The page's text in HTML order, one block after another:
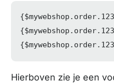
{$mywebshop
{$mywebshop
{$mywebshop
Hierboven zie je een